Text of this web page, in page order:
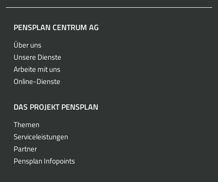
PENSPLAN CENTRUM AG
Über uns
Unsere Dienste
Arbeite mit uns
Online-Dienste
DAS PROJEKT PENSPLAN
Themen
Serviceleistungen
Partner
Pensplan Infopoints